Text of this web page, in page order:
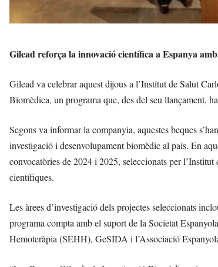
Gilead reforça la innovació científica a Espanya amb
Gilead va celebrar aquest dijous a l’Institut de Salut
Biomèdica, un programa que, des del seu llançament,
Segons va informar la companyia, aquestes beques
investigació i desenvolupament biomèdic al país. En
convocatòries de 2024 i 2025, seleccionats per
científiques.
Les àrees d’investigació dels projectes seleccionats
programa compta amb el suport de la Societat
Hemoteràpia (SEHH), GeSIDA i l’Associació